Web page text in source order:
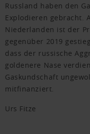
Russland haben den
Explodieren gebracht.
Niederlanden ist der
gegenüber 2019
dass der russische
goldenere Nase
Gaskundschaft
mitfinanziert.
Urs Fitze